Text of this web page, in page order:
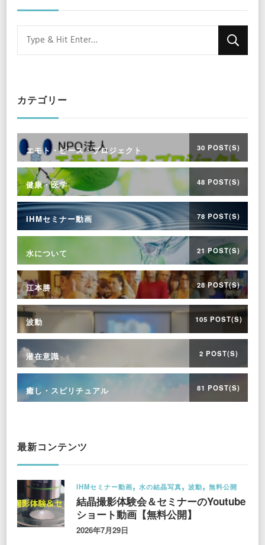
Looking
for
カテゴリー
エモト・ピース・プロジェクト 30 POST(S)
健康・医学 48 POST(S)
IHMセミナー動画 78 POST(S)
水について 21 POST(S)
江本勝 28 POST(S)
波動 105 POST(S)
潜在意識 2 POST(S)
癒し・スピリチュアル 81 POST(S)
最新コンテンツ
IHMセミナー動画 水の結晶写真 波動 無料公開
結晶撮影体験会＆セミナーのYoutube
ショート動画【無料公開】
2026年7月29日